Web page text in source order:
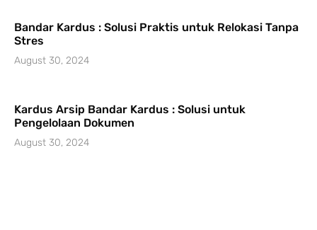
Bandar Kardus : Solusi Praktis untuk Relokasi Tanpa
Stres
August 30, 2024
Kardus Arsip Bandar Kardus : Solusi untuk
Pengelolaan Dokumen
August 30, 2024